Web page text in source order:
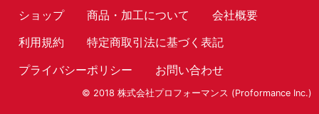
ショップ 商品・加工について
会社概要
利用規約
特定商取引法に基づく表記
プライバシーポリシー
お問い合わせ
© 2018 株式会社プロフォーマンス (Proformance Inc.)